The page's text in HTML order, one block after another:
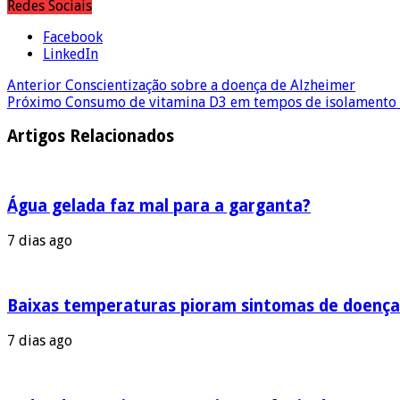
Redes Sociais
Facebook
LinkedIn
Anterior Conscientização sobre a doença de Alzheimer
Próximo Consumo de vitamina D3 em tempos de isolamento
Artigos Relacionados
Água gelada faz mal para a garganta?
7 dias ago
Baixas temperaturas pioram sintomas de
7 dias ago